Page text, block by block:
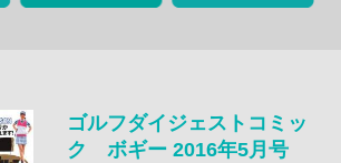
ゴルフダイジェストコミッ
ク ボギー 2016年5月号